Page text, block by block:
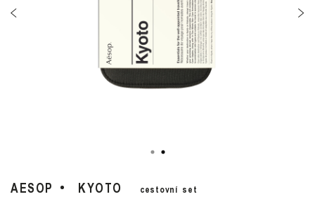
AESOP KYOTO
cestovní set